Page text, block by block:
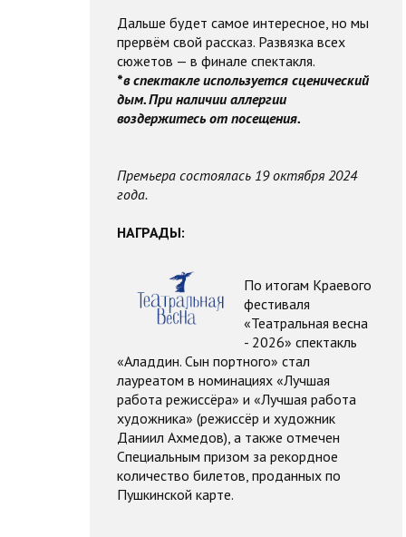
Дальше будет самое интересное, но мы
прервём свой рассказ. Развязка всех
сюжетов — в финале спектакля.
*в спектакле используется сценический
дым. При наличии аллергии
воздержитесь от посещения.
Премьера состоялась 19 октября 2024
года.
НАГРАДЫ:
По итогам Краевого
фестиваля
«Театральная весна
- 2026» спектакль
«Аладдин. Сын портного» стал
лауреатом в номинациях «Лучшая
работа режиссёра» и «Лучшая работа
художника» (режиссёр и художник
Даниил Ахмедов), а также отмечен
Специальным призом за рекордное
количество билетов, проданных по
Пушкинской карте.